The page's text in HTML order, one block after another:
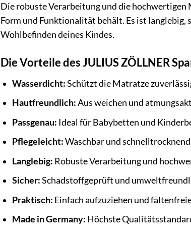
Die robuste Verarbeitung und die hochwertigen
Form und Funktionalität behält. Es ist
Wohlbefinden deines Kindes.
Die Vorteile des JULIUS ZÖLLNER
Wasserdicht:Schützt die Matratze
Hautfreundlich:Aus weichen und
Passgenau: Ideal für Babybetten und
Pflegeleicht:Waschbar und
Langlebig: Robuste Verarbeitung und
Sicher:Schadstoffgeprüft und
Praktisch: Einfach aufzuziehen und
Made in Germany: Höchste